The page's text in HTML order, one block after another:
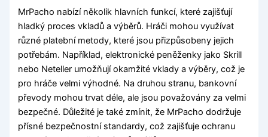
MrPacho nabízí několik hlavních funkcí, které zajišťují
hladký proces vkladů a výběrů. Hráči mohou využívat
různé platební metody, které jsou přizpůsobeny jejich
potřebám. Například, elektronické peněženky jako Skrill
nebo Neteller umožňují okamžité vklady a výběry, což je
pro hráče velmi výhodné. Na druhou stranu, bankovní
převody mohou trvat déle, ale jsou považovány za velmi
bezpečné. Důležité je také zmínit, že MrPacho dodržuje
přísné bezpečnostní standardy, což zajišťuje ochranu